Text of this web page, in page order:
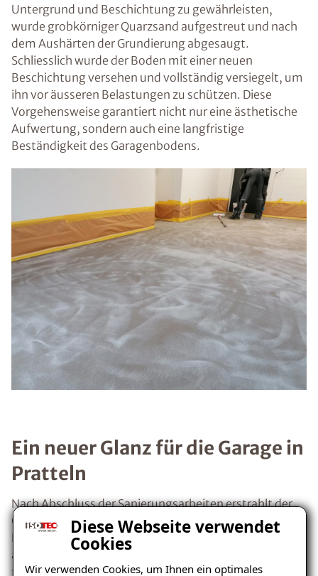
Diese Webseite verwendet
Cookies
Wir verwenden Cookies, um Ihnen ein optimales
Untergrund und Beschichtung zu gewährleisten,
wurde grobkörniger Quarzsand aufgestreut und nach
dem Aushärten der Grundierung abgesaugt.
Schliesslich wurde der Boden mit einer neuen
Beschichtung versehen und vollständig versiegelt, um
ihn vor äusseren Belastungen zu schützen. Diese
Vorgehensweise garantiert nicht nur eine ästhetische
Aufwertung, sondern auch eine langfristige
Beständigkeit des Garagenbodens.
Ein neuer Glanz für die Garage in
Pratteln
Nach Abschluss der Sanierungsarbeiten erstrahlt der
Garagenboden des Einfamilienhauses in neuem Glanz.
Die ISOTEC-Beschichtung sorgt für einen optisch
ansprechenden und strapazierfähigen Boden, der den
täglichen Anforderungen mühelos standhält. Der neue